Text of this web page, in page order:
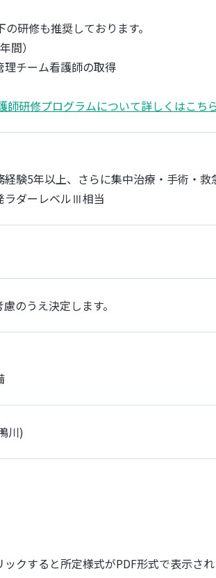
研修も推奨しております。
間）
理チーム看護師の取得
師研修プログラムについて詳しくはこち
験5年以上、さらに集中治療・手術・
ラダーレベルⅢ相当
のうえ決定します。
川)
クすると所定様式がPDF形式で表示さ